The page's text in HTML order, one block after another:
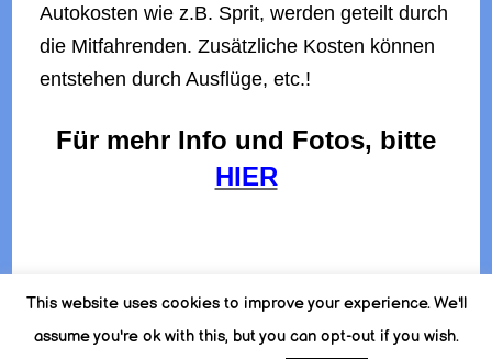
Autokosten wie z.B. Sprit, werden geteilt durch
die Mitfahrenden.Zusätzliche Kosten können
entstehen durch Ausflüge, etc.!
Für mehr Info und Fotos, bitte
HIER
© Copyright 2026Griechische Tänze mit Leonidas Efthymiadis
This website uses cookies to improve your experience. We'll
assume you're ok with this, but you can opt-out if you wish.